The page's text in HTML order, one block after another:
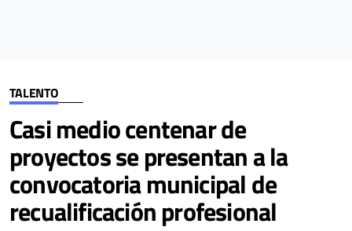
TALENTO
Casi medio centenar de
proyectos se presentan a la
convocatoria municipal de
recualificación profesional